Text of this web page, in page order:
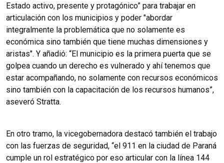
Estado activo, presente y protagónico” para trabajar en
articulación con los municipios y poder "abordar
integralmente la problemática que no solamente es
económica sino también que tiene muchas dimensiones y
aristas". Y añadió: “El municipio es la primera puerta que se
golpea cuando un derecho es vulnerado y ahí tenemos que
estar acompañando, no solamente con recursos económicos
sino también con la capacitación de los recursos humanos”,
aseveró Stratta.
En otro tramo, la vicegobernadora destacó también el trabajo
con las fuerzas de seguridad, “el 911 en la ciudad de Paraná
cumple un rol estratégico por eso articular con la línea 144